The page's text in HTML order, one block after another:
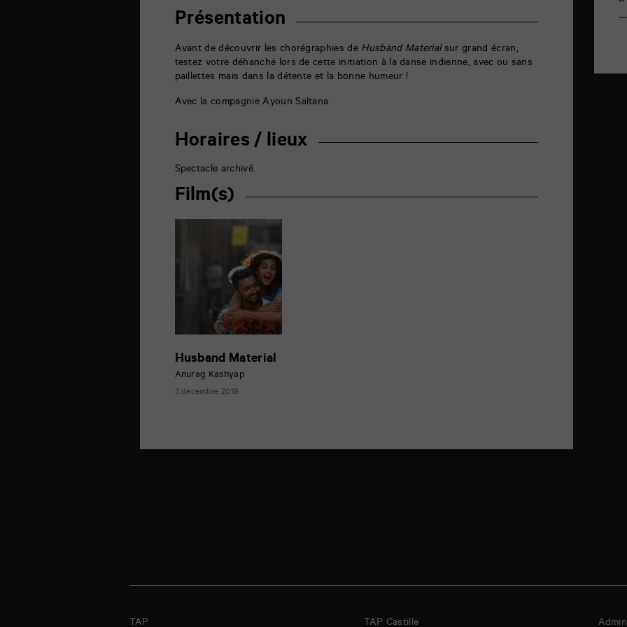
Présentation
Avant de découvrir les chorégraphies de Husband Material sur grand écran,
testez votre déhanché lors de cette initiation à la danse indienne, avec ou sans
paillettes mais dans la détente et la bonne humeur !
Avec la compagnie Ayoun Saltana.
Horaires / lieux
Spectacle archivé.
Film(s)
Husband Material
Anurag Kashyap
3 décembre 2019
TAP TAP Castille